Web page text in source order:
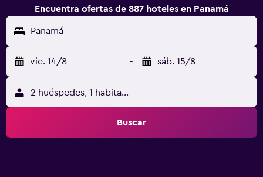
Encuentra ofertas de 887 hoteles en Panamá
Panamá
vie. 14/8 - sáb. 15/8
2 huéspedes, 1 habitación
Buscar